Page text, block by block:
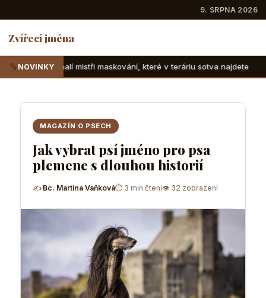
9. SRPNA 2026
Zvířecí jména
NOVINKY
maskování, které v teráriu sotva najdete
MAGAZÍN O PSECH
Jak vybrat psí jméno pro psa
plemene s dlouhou historií
✍ Bc. Martina Vaňková⏱ 3 min čtení👁 32 zobrazení